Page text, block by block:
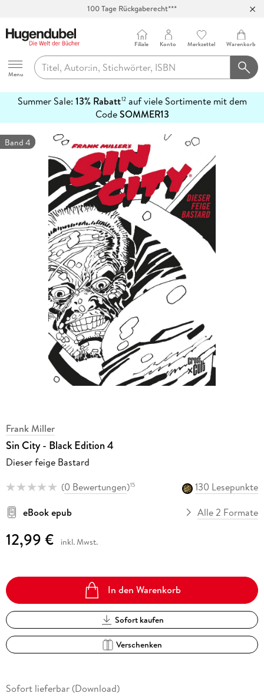
100 Tage Rückgaberecht***
Hugendubel
Menu
Filiale Konto Merkzettel Warenkorb
Summer Sale: 13% Rabatt12auf viele Sortimente mit dem
CodeSOMMER13
erfahren
Band 4
Frank Miller
Sin City - Black Edition 4
Dieser feige Bastard
(0 Bewertungen)15
130 Lesepunkte
eBook epub
Alle 2 Formate
12,99 € inkl. Mwst.
In den Warenkorb
Sofort kaufen
Verschenken
Sofort lieferbar (Download)